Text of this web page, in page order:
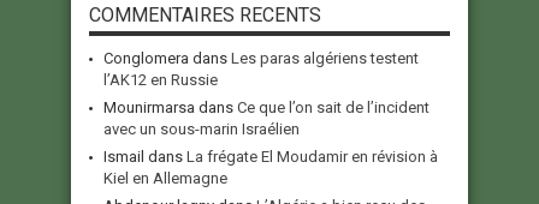
COMMENTAIRES RECENTS
Conglomera dans Les paras algériens testent
l’AK12 en Russie
Mounirmarsa dans Ce que l’on sait de l’incident
avec un sous-marin Israélien
Ismail dans La frégate El Moudamir en révision à
Kiel en Allemagne